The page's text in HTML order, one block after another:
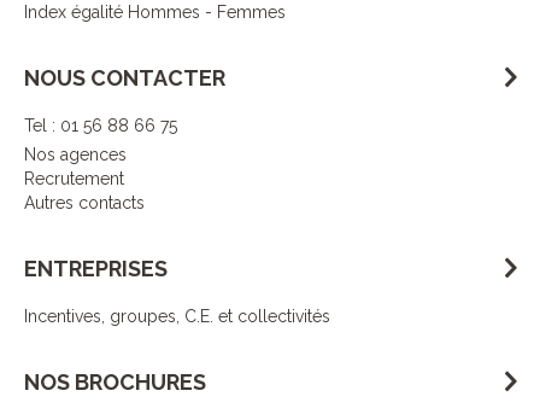
Index égalité Hommes - Femmes
NOUS CONTACTER
Tel : 01 56 88 66 75
Nos agences
Recrutement
Autres contacts
ENTREPRISES
Incentives, groupes, C.E. et collectivités
NOS BROCHURES